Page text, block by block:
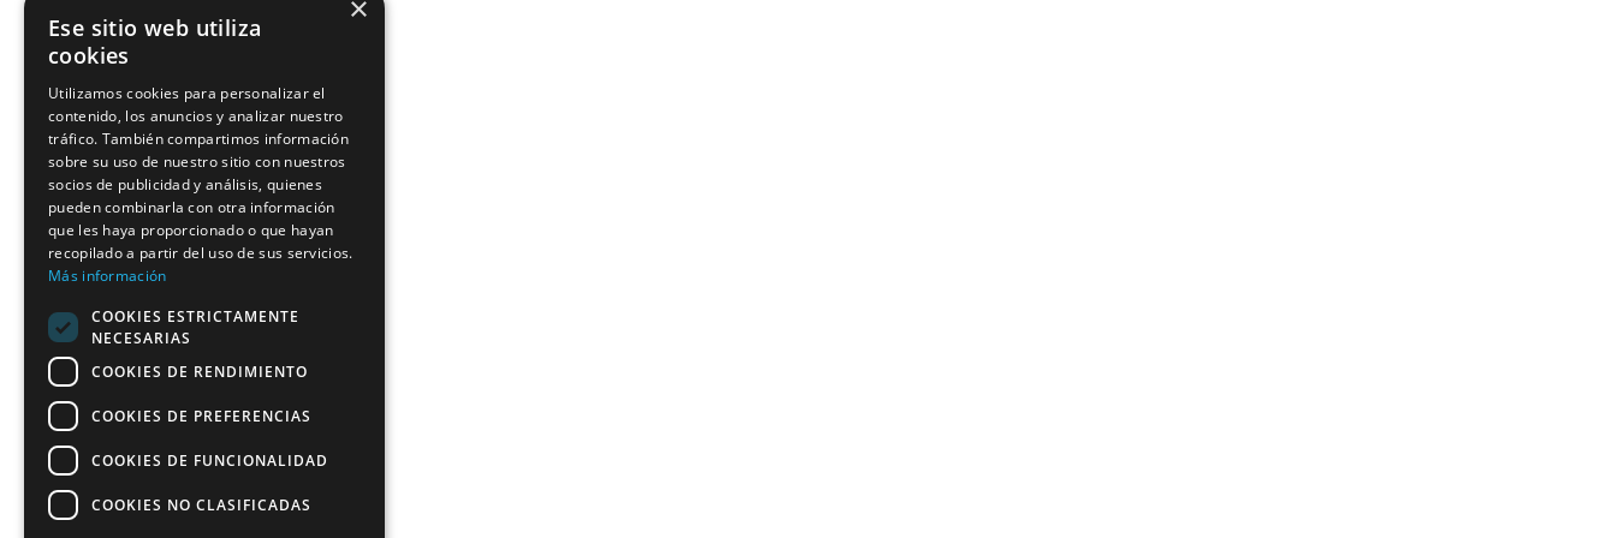
×
Ese sitio web utiliza
cookies
Utilizamos cookies para personalizar el
contenido, los anuncios y analizar nuestro
tráfico. También compartimos información
sobre su uso de nuestro sitio con nuestros
socios de publicidad y análisis, quienes
pueden combinarla con otra información
que les haya proporcionado o que hayan
recopilado a partir del uso de sus servicios.
Más información
COOKIES ESTRICTAMENTE
NECESARIAS
COOKIES DE RENDIMIENTO
COOKIES DE PREFERENCIAS
COOKIES DE FUNCIONALIDAD
COOKIES NO CLASIFICADAS